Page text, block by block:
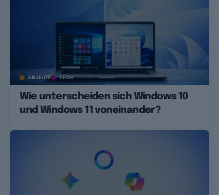
ANZEIGE TECH
Wie unterscheiden sich Windows 10
und Windows 11 voneinander?